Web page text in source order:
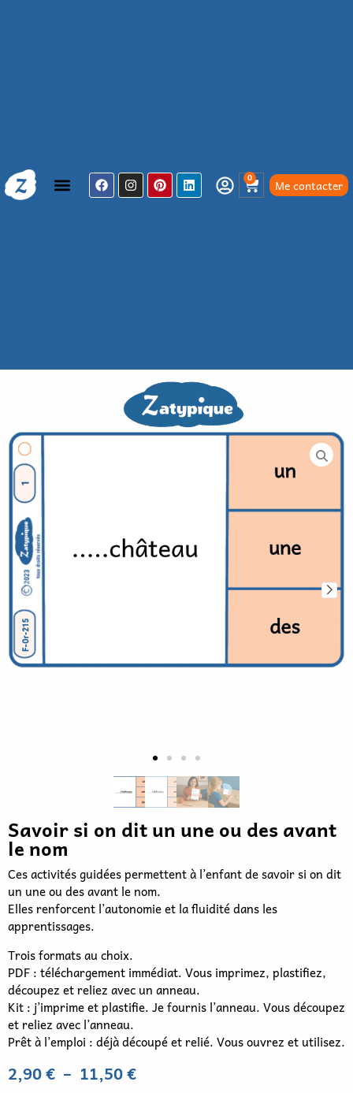
0 Me contacter
Savoir si on dit un une ou des avant
le nom
Ces activités guidées permettent à l’enfant de savoir si on dit
un une ou des avant le nom.
Elles renforcent l’autonomie et la fluidité dans les
apprentissages.
Trois formats au choix.
PDF : téléchargement immédiat. Vous imprimez, plastifiez,
découpez et reliez avec un anneau.
Kit : j’imprime et plastifie. Je fournis l’anneau. Vous découpez
et reliez avec l’anneau.
Prêt à l’emploi : déjà découpé et relié. Vous ouvrez et utilisez.
2,90€ – 11,50€